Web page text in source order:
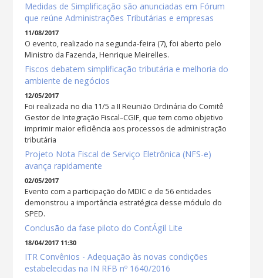
Medidas de Simplificação são anunciadas em Fórum
que reúne Administrações Tributárias e empresas
11/08/2017
O evento, realizado na segunda-feira (7), foi aberto pelo
Ministro da Fazenda, Henrique Meirelles.
Fiscos debatem simplificação tributária e melhoria do
ambiente de negócios
12/05/2017
Foi realizada no dia 11/5 a II Reunião Ordinária do Comitê
Gestor de Integração Fiscal–CGIF, que tem como objetivo
imprimir maior eficiência aos processos de administração
tributária
Projeto Nota Fiscal de Serviço Eletrônica (NFS-e)
avança rapidamente
02/05/2017
Evento com a participação do MDIC e de 56 entidades
demonstrou a importância estratégica desse módulo do
SPED.
Conclusão da fase piloto do ContÁgil Lite
18/04/2017 11:30
ITR Convênios - Adequação às novas condições
estabelecidas na IN RFB nº 1640/2016